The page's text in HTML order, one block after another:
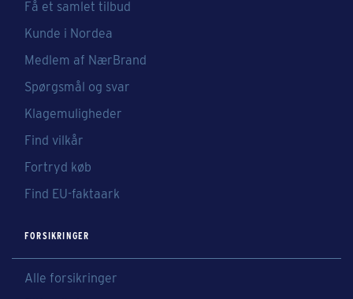
Få et samlet tilbud
Kunde i Nordea
Medlem af NærBrand
Spørgsmål og svar
Klagemuligheder
Find vilkår
Fortryd køb
Find EU-faktaark
FORSIKRINGER
Alle forsikringer